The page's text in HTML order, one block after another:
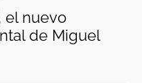
el nuevo
de Miguel